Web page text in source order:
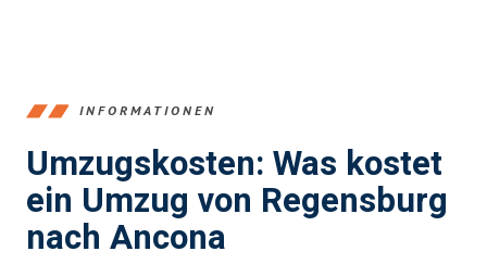
INFORMATIONEN
Umzugskosten: Was kostet
ein Umzug von Regensburg
nach Ancona